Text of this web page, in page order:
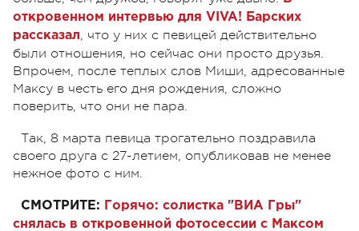
откровенном интервью для VIVA! Барских
рассказал, что у них с певицей действительно
были отношения, но сейчас они просто друзья.
Впрочем, после теплых слов Миши, адресованные
Максу в честь его дня рождения, сложно
поверить, что они не пара.
Так, 8 марта певица трогательно поздравила
своего друга с 27-летием, опубликовав не менее
нежное фото с ним.
СМОТРИТЕ:
Горячо: солистка "ВИА Гры"
снялась в откровенной фотосессии с Максом